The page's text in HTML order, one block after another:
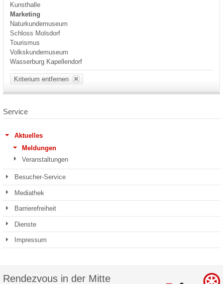
Kunsthalle
Marketing
Naturkundemuseum
Schloss Molsdorf
Tourismus
Volkskundemuseum
Wasserburg Kapellendorf
Kriterium entfernen
Service
Aktuelles
Meldungen
Veranstaltungen
Besucher-Service
Mediathek
Barrierefreiheit
Dienste
Impressum
Rendezvous in der Mitte